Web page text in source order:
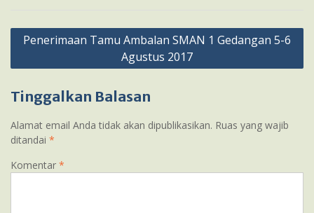
Navigasi
Penerimaan Tamu Ambalan SMAN 1 Gedangan 5-6
Agustus 2017
Tinggalkan Balasan
Alamat email Anda tidak akan dipublikasikan. Ruas yang wajib
ditandai *
Komentar *